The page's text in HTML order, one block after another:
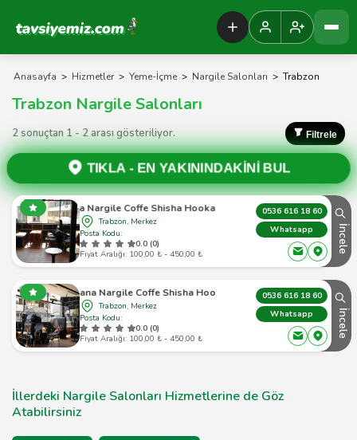
Tavsiyemiz Anasayfa
Anasayfa > Hizmetler > Yeme-İçme > Nargile Salonları > Trabzon
Trabzon Nargile Salonları
2 sonuçtan 1 - 2 arası gösteriliyor. Filtrele
TIKLA - EN YAKININDAKİNİ BUL
Tuana Nargile Coffe Shisha Hookah 250 Tl
Trabzon, Merkez
Posta Kodu:
0.0 (0)
Fiyat Aralığı: 100,00 ₺ - 450,00 ₺
0536 616 18 60
Whatsapp
İncele
Tuana Nargile Coffe Shisha Hookah
Trabzon, Merkez
Posta Kodu:
0.0 (0)
Fiyat Aralığı: 100,00 ₺ - 450,00 ₺
0536 616 18 60
Whatsapp
İncele
İllerdeki Nargile Salonları Hizmetlerine de Göz
Atabilirsiniz